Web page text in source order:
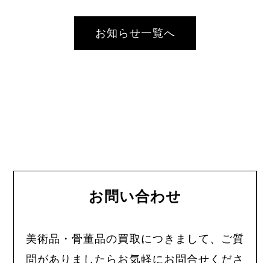
お知らせ一覧へ
お問い合わせ
美術品・骨董品の買取につきまして、ご質
問がありましたらお気軽にお問合せくださ